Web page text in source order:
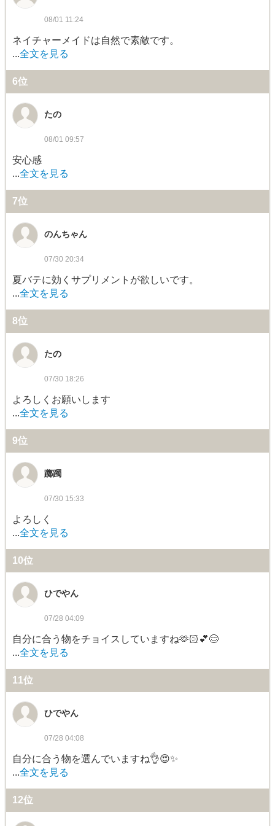
08/01 11:24
ネイチャーメイドは自然で素敵です。
...全文を見る
6位
たの
08/01 09:57
安心感
...全文を見る
7位
のんちゃん
07/30 20:34
夏バテに効くサプリメントが欲しいです。
...全文を見る
8位
たの
07/30 18:26
よろしくお願いします
...全文を見る
9位
躑躅
07/30 15:33
よろしく
...全文を見る
10位
ひでやん
07/28 04:09
自分に合う物をチョイスしていますね🫶🏻️︎💕😊
...全文を見る
11位
ひでやん
07/28 04:08
自分に合う物を選んでいますね👌😍✨
...全文を見る
12位